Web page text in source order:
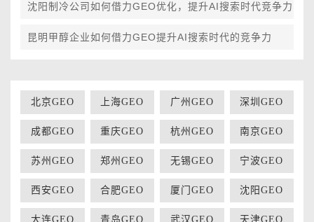
沈阳制冷公司如何借力GEO优化，提升AI搜索时代竞争力
昆明甲醇企业如何借力GEO提升AI搜索时代的竞争力
北京GEO 上海GEO 广州GEO 深圳GEO
成都GEO 重庆GEO 杭州GEO 南京GEO
苏州GEO 郑州GEO 无锡GEO 宁波GEO
西安GEO 合肥GEO 厦门GEO 沈阳GEO
大连GEO 青岛GEO 武汉GEO 天津GEO